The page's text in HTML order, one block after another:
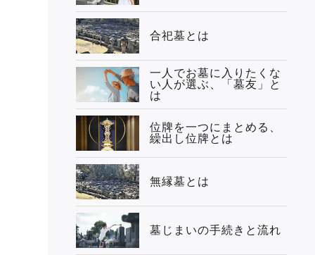
合祀墓とは
一人でお墓に入りたくな
い人が選ぶ、「墓友」と
は
位牌を一つにまとめる、
繰出し位牌とは
無縁墓とは
墓じまいの手続きと流れ